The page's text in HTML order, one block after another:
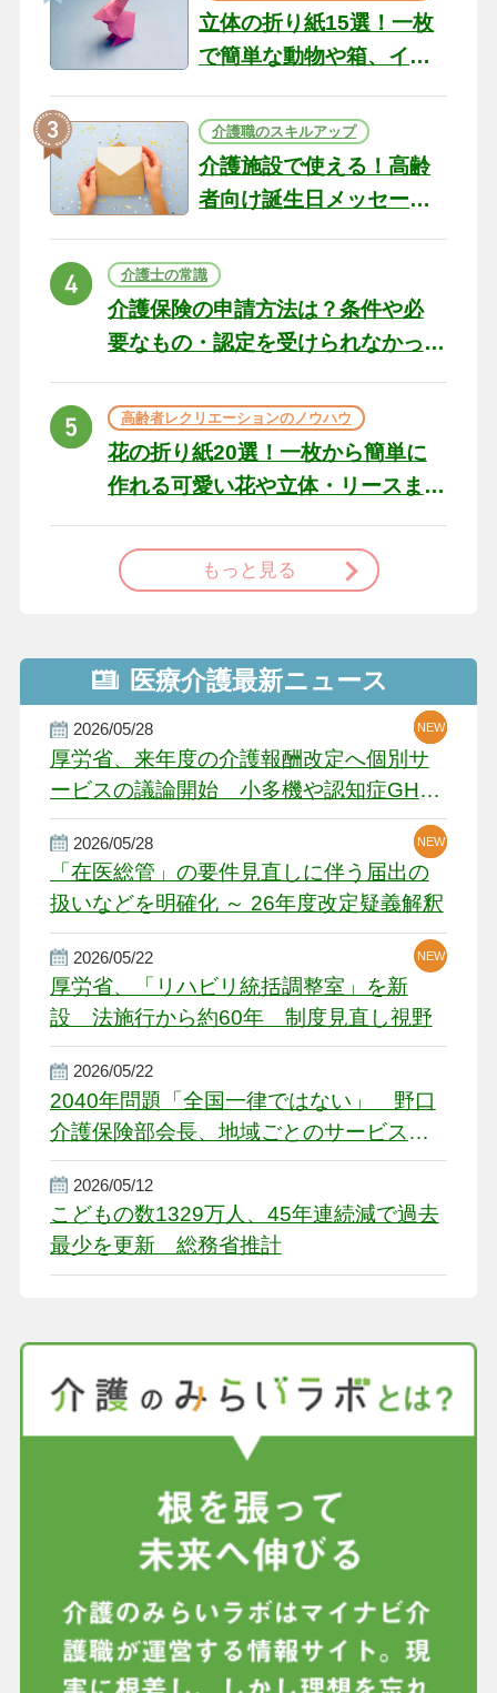
立体の折り紙15選！一枚
で簡単な動物や箱、イン
テリアになる作品まで
介護職のスキルアップ
介護施設で使える！高齢
者向け誕生日メッセージ
の例文と書き方のポイン
ト
介護士の常識
介護保険の申請方法は？条件や必
要なもの・認定を受けられなかっ
た場合の対処法
高齢者レクリエーションのノウハウ
花の折り紙20選！一枚から簡単に
作れる可愛い花や立体・リースま
で
もっと見る
医療介護最新ニュース
2026/05/28
厚労省、来年度の介護報酬改定へ個別サ
ービスの議論開始 小多機や認知症GH、
厳しい経営環境に危機感
NEW
NEW
NEW
2026/05/28
「在医総管」の要件見直しに伴う届出の
扱いなどを明確化 ～ 26年度改定疑義解釈
NEW
NEW
2026/05/22
厚労省、「リハビリ統括調整室」を新
設 法施行から約60年 制度見直し視野
NEW
2026/05/22
2040年問題「全国一律ではない」 野口
介護保険部会長、地域ごとのサービス基
盤整備を促す
2026/05/12
こどもの数1329万人、45年連続減で過去
最少を更新 総務省推計